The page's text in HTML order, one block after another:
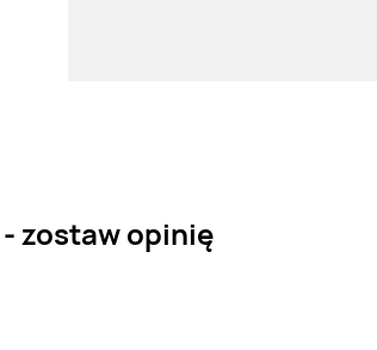
zostaw opinię